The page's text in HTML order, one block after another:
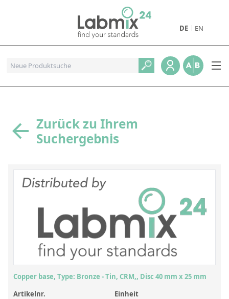
DE EN
Referenzstandards für die Industrie und Geologie
Referenzstandards für die Umweltanalytik
Referenzstandards für physikalische Eigenschaften
Organische Referenzstandards
Anorganische Referenzstandards
Laborvergleichsuntersuchungen (LVU/PT)
Laborbedarf und Verbrauchsmaterialien
Zurück zu Ihrem
Suchergebnis
Copper base, Type: Bronze - Tin, CRM,, Disc 40 mm x 25 mm
Artikelnr.
Einheit